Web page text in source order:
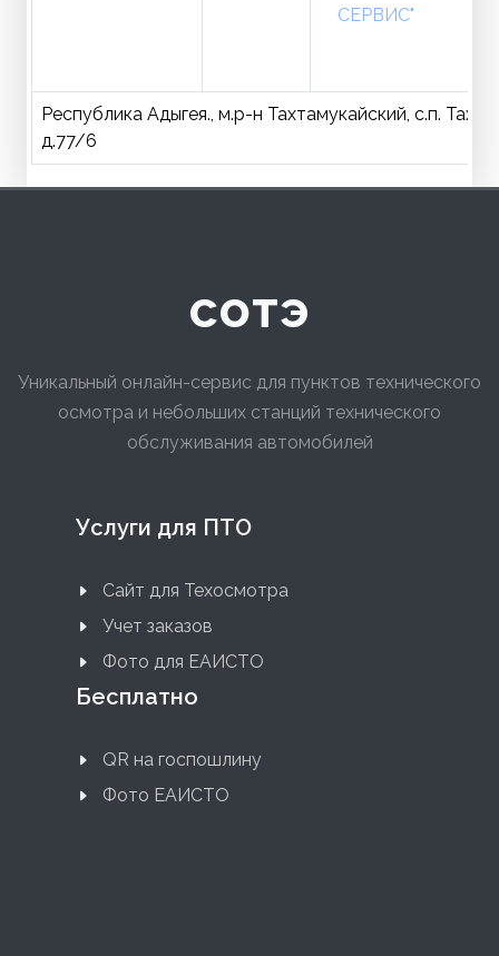
СЕРВИС"
Республика Адыгея., м.р-н Тахтамукайский, с.п.
д.77/6
сотэ
Уникальный онлайн-сервис для пунктов технического
осмотра и небольших станций технического
обслуживания автомобилей
Услуги для ПТО
Сайт для Техосмотра
Учет заказов
Фото для ЕАИСТО
Бесплатно
QR на госпошлину
Фото ЕАИСТО